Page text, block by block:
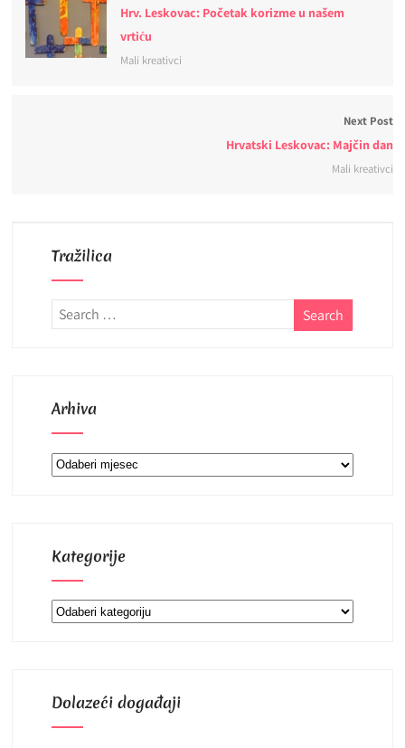
Hrv. Leskovac: Početak korizme u našem
vrtiću
Mali kreativci
Next Post
Hrvatski Leskovac: Majčin dan
Mali kreativci
Tražilica
Arhiva
Arhiva
Kategorije
Kategorije
Dolazeći događaji